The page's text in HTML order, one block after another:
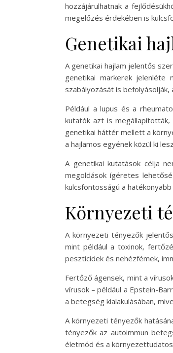
hozzájárulhatnak a
megelőzés érdekében is
Genetikai
A genetikai hajlam jelentős
genetikai markerek jelenléte
szabályozását is
Például a lupus és a
kutatók azt is megállapították,
genetikai háttér mellett a
a hajlamos egyének közül ki
A genetikai kutatások célja
megoldások ígéretes
kulcsfontosságú a
Környezeti
A környezeti tényezők
mint például a toxinok,
peszticidek és nehézfémek,
Fertőző ágensek, mint a
vírusok – például a Epstein-
a betegség kialakulásában,
A környezeti tényezők
tényezők az autoimmun
életmód és a